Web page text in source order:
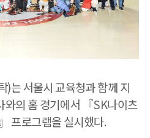
)는 서울시 교육청과 함께 지
와의 홈 경기에서 『SK나이츠
프로그램을 실시했다.